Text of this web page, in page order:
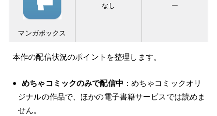
マンガボックス
なし ー
本作の配信状況のポイントを整理します。
めちゃコミックのみで配信中 ：めちゃコミックオリ
ジナルの作品で、ほかの電子書籍サービスでは読めま
せん。